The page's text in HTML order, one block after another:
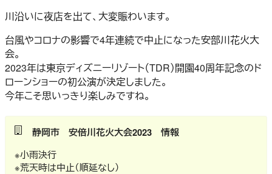
川沿いに夜店を出て、大変賑わいます。
台風やコロナの影響で4年連続で中止になった安部川花火大
会。
2023年は東京ディズニーリゾート（TDR）開園40周年記念のド
ローンショーの初公演が決定しました。
今年こそ思いっきり楽しみですね。
静岡市 安倍川花火大会2023 情報
※小雨決行
※荒天時は中止（順延なし）